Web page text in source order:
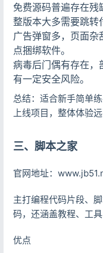
免费源码普遍存在
整版本大多需要跳转
广告弹窗多，页面
点捆绑软件。
病毒后门偶有存在，
有一定安全风险。
总结：适合新手简单
上线项目，整体体验
三、脚本之家
官网地址：
主打编程代码片段、
码，还涵盖教程、工具
优点